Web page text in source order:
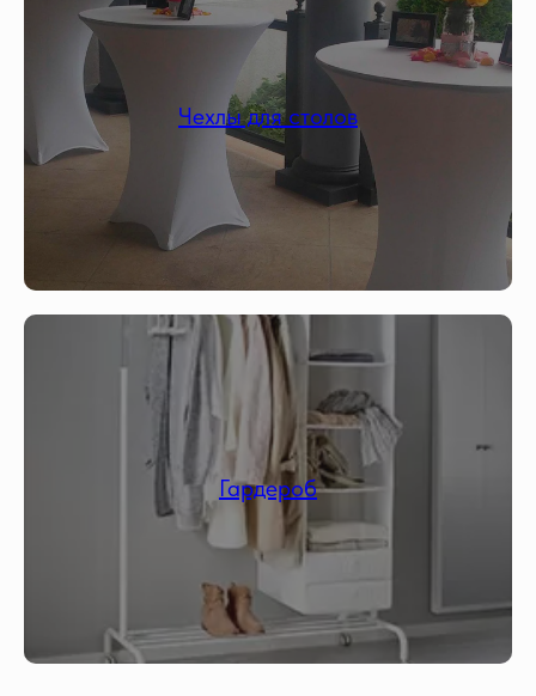
Чехлы для столов
Гардероб